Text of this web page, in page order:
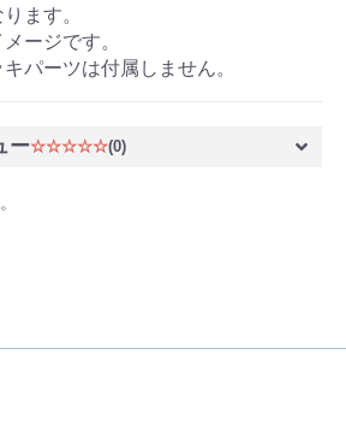
ます。
ージです。
パーツは付属しません。
ー☆☆☆☆☆(0)